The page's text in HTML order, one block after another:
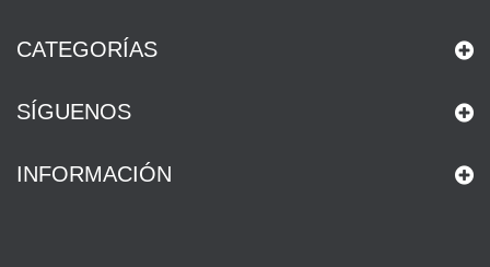
CATEGORÍAS
SÍGUENOS
INFORMACIÓN